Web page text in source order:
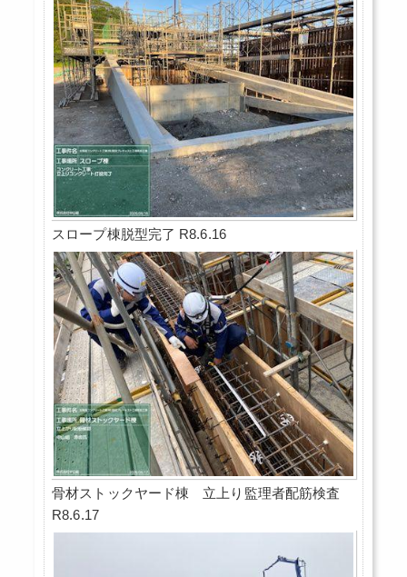
スロープ棟脱型完了 R8.6.16
骨材ストックヤード棟 立上り監理者配筋検査
R8.6.17